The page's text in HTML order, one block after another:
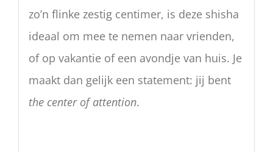
zo’n flinke zestig centimer, is deze shisha
ideaal om mee te nemen naar vrienden,
of op vakantie of een avondje van huis. Je
maakt dan gelijk een statement: jij bent
the center of attention.